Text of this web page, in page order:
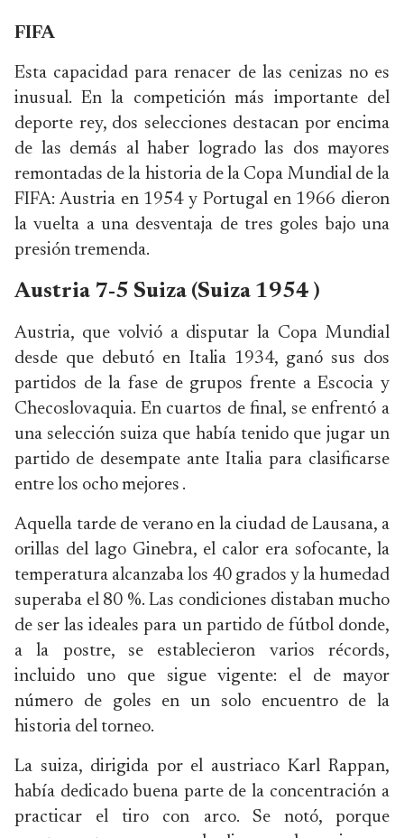
FIFA
Esta capacidad para renacer de las cenizas no es
inusual. En la competición más importante del
deporte rey, dos selecciones destacan por encima
de las demás al haber logrado las dos mayores
remontadas de la historia de la Copa Mundial de la
FIFA: Austria en 1954 y Portugal en 1966 dieron
la vuelta a una desventaja de tres goles bajo una
presión tremenda.
Austria 7-5 Suiza (Suiza 1954 )
Austria, que volvió a disputar la Copa Mundial
desde que debutó en Italia 1934, ganó sus dos
partidos de la fase de grupos frente a Escocia y
Checoslovaquia. En cuartos de final, se enfrentó a
una selección suiza que había tenido que jugar un
partido de desempate ante Italia para clasificarse
entre los ocho mejores .
Aquella tarde de verano en la ciudad de Lausana, a
orillas del lago Ginebra, el calor era sofocante, la
temperatura alcanzaba los 40 grados y la humedad
superaba el 80 %. Las condiciones distaban mucho
de ser las ideales para un partido de fútbol donde,
a la postre, se establecieron varios récords,
incluido uno que sigue vigente: el de mayor
número de goles en un solo encuentro de la
historia del torneo.
La suiza, dirigida por el austriaco Karl Rappan,
había dedicado buena parte de la concentración a
practicar el tiro con arco. Se notó, porque